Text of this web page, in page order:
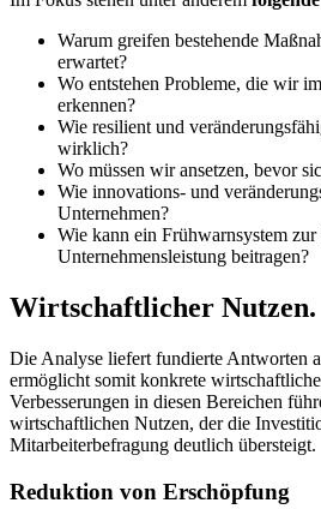
Warum greifen bestehende
erwartet?
Wo entstehen Probleme, die wir
erkennen?
Wie resilient und
wirklich?
Wo müssen wir ansetzen, bevor
Wie innovations- und
Unternehmen?
Wie kann ein Frühwarnsystem
Unternehmensleistung beitragen?
Wirtschaftlicher Nutzen.
Die Analyse liefert fundierte Antworten
ermöglicht somit konkrete
Verbesserungen in diesen Bereichen
wirtschaftlichen Nutzen, der die
Mitarbeiterbefragung deutlich übersteigt.
Reduktion von Erschöpfung